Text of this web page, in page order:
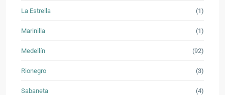
La Estrella (1)
Marinilla (1)
Medellín (92)
Rionegro (3)
Sabaneta (4)